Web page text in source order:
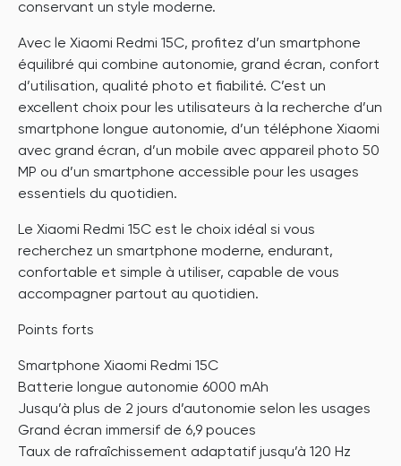
conservant un style moderne.
Avec le Xiaomi Redmi 15C, profitez d’un smartphone
équilibré qui combine autonomie, grand écran, confort
d’utilisation, qualité photo et fiabilité. C’est un
excellent choix pour les utilisateurs à la recherche d’un
smartphone longue autonomie, d’un téléphone Xiaomi
avec grand écran, d’un mobile avec appareil photo 50
MP ou d’un smartphone accessible pour les usages
essentiels du quotidien.
Le Xiaomi Redmi 15C est le choix idéal si vous
recherchez un smartphone moderne, endurant,
confortable et simple à utiliser, capable de vous
accompagner partout au quotidien.
Points forts
Smartphone Xiaomi Redmi 15C
Batterie longue autonomie 6000 mAh
Jusqu’à plus de 2 jours d’autonomie selon les usages
Grand écran immersif de 6,9 pouces
Taux de rafraîchissement adaptatif jusqu’à 120 Hz